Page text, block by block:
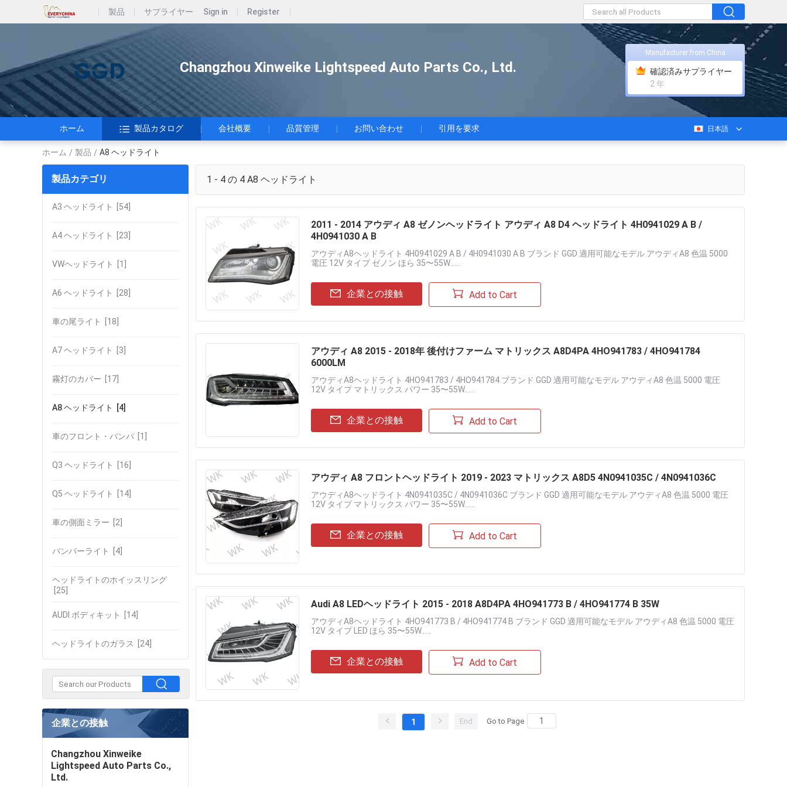
製品 サプライヤー Sign in Register
Changzhou Xinweike Lightspeed Auto Parts Co., Ltd.
Manufacturer from China
確認済みサプライヤー
2 年
ホーム 製品カタログ 会社概要 品質管理 お問い合わせ 引用を要求 日本語
ホーム / 製品 / A8 ヘッドライト
製品カテゴリ
A3 ヘッドライト [54]
A4 ヘッドライト [23]
VWヘッドライト [1]
A6 ヘッドライト [28]
車の尾ライト [18]
A7 ヘッドライト [3]
霧灯のカバー [17]
A8 ヘッドライト [4]
車のフロント・バンパ [1]
Q3 ヘッドライト [16]
Q5 ヘッドライト [14]
車の側面ミラー [2]
バンパーライト [4]
ヘッドライトのホイッスリング
[25]
AUDI ボディキット [14]
ヘッドライトのガラス [24]
企業との接触
Changzhou Xinweike
Lightspeed Auto Parts Co.,
Ltd.
1 - 4 の 4 A8 ヘッドライト
2011 - 2014 アウディ A8 ゼノンヘッドライト アウディ A8 D4 ヘッドライト 4H0941029 A B /
4H0941030 A B
アウディA8ヘッドライト 4H0941029 A B / 4H0941030 A B ブランド GGD 適用可能なモデル アウディA8 色温 5000
電圧 12V タイプ ゼノン ほら 35〜55W......
企業との接触 Add to Cart
アウディ A8 2015 - 2018年 後付けファーム マトリックス A8D4PA 4HO941783 / 4HO941784
6000LM
アウディA8ヘッドライト 4HO941783 / 4HO941784 ブランド GGD 適用可能なモデル アウディA8 色温 5000 電圧
12V タイプ マトリックス パワー 35〜55W......
企業との接触 Add to Cart
アウディ A8 フロントヘッドライト 2019 - 2023 マトリックス A8D5 4N0941035C / 4N0941036C
アウディA8ヘッドライト 4N0941035C / 4N0941036C ブランド GGD 適用可能なモデル アウディA8 色温 5000 電圧
12V タイプ マトリックス パワー 35〜55W......
企業との接触 Add to Cart
Audi A8 LEDヘッドライト 2015 - 2018 A8D4PA 4HO941773 B / 4HO941774 B 35W
アウディA8ヘッドライト 4HO941773 B / 4HO941774 B ブランド GGD 適用可能なモデル アウディA8 色温 5000 電圧
12V タイプ LED ほら 35〜55W......
企業との接触 Add to Cart
1 End Go to Page